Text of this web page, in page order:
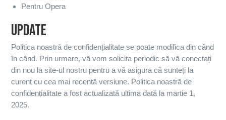
Pentru Opera
UPDATE
Politica noastră de confidențialitate se poate modifica din când
în când. Prin urmare, vă vom solicita periodic să vă conectați
din nou la site-ul nostru pentru a vă asigura că sunteți la
curent cu cea mai recentă versiune. Politica noastră de
confidențialitate a fost actualizată ultima dată la martie 1,
2025.